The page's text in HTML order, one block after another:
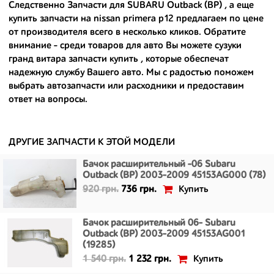
Ведь наши запчасти:
- доступные по цене;
- сняты только с автомобилей, которые ездили по превосходным
европейским и японским дорогам;
- имеют большой запас прочности и невыробатанный ресурс, и
долго прослужат вам.
Следственно Запчасти для SUBARU Outback (BP) , а еще
купить запчасти на nissan primera p12 предлагаем по цене
от производителя всего в несколько кликов. Обратите
внимание - среди товаров для авто Вы можете сузуки
гранд витара запчасти купить , которые обеспечат
надежную службу Вашего авто. Мы с радостью поможем
выбрать автозапчасти или расходники и предоставим
ответ на вопросы.
ДРУГИЕ ЗАПЧАСТИ К ЭТОЙ МОДЕЛИ
Бачок расширительный -06 Subaru
Outback (BP) 2003-2009 45153AG000 (78)
920 грн. 736 грн. Купить
Бачок расширительный 06- Subaru
Outback (BP) 2003-2009 45153AG001
(19285)
1 540 грн. 1 232 грн. Купить